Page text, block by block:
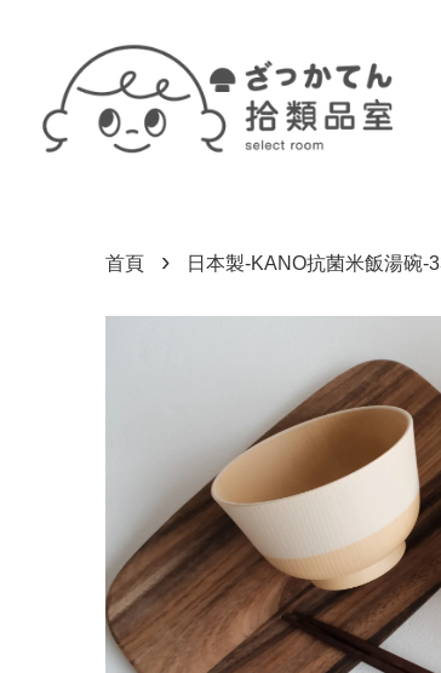
首頁 › 日本製-KANO抗菌米飯湯碗-